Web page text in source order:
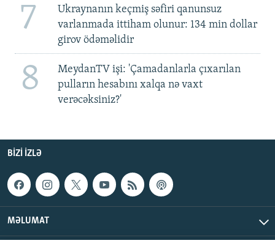
7
Ukraynanın keçmiş səfiri qanunsuz
varlanmada ittiham olunur: 134 min dollar
girov ödəməlidir
8
MeydanTV işi: 'Çamadanlarla çıxarılan
pulların hesabını xalqa nə vaxt
verəcəksiniz?'
BIZI IZLƏ
MƏLUMAT